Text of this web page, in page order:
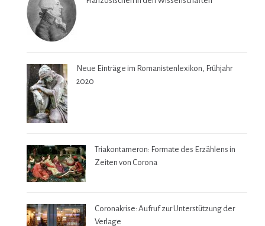
Neue Einträge im Romanistenlexikon, Frühjahr
2020
Triakontameron: Formate des Erzählens in
Zeiten von Corona
Coronakrise: Aufruf zur Unterstützung der
Verlage